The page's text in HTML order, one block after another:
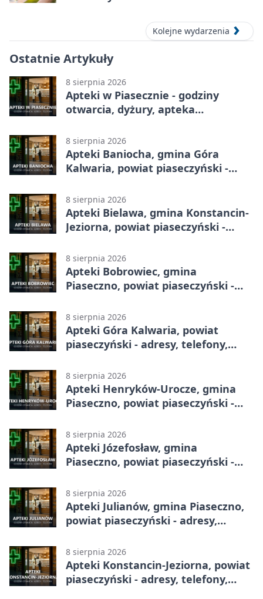
Kolejne wydarzenia
Ostatnie Artykuły
8 sierpnia 2026
Apteki w Piasecznie - godziny
otwarcia, dyżury, apteka
8 sierpnia 2026
Apteki Baniocha, gmina Góra
Kalwaria, powiat piaseczyński -
8 sierpnia 2026
Apteki Bielawa, gmina Konstancin-
Jeziorna, powiat piaseczyński -
8 sierpnia 2026
Apteki Bobrowiec, gmina
Piaseczno, powiat piaseczyński -
8 sierpnia 2026
Apteki Góra Kalwaria, powiat
piaseczyński - adresy, telefony,
8 sierpnia 2026
Apteki Henryków-Urocze, gmina
Piaseczno, powiat piaseczyński -
8 sierpnia 2026
Apteki Józefosław, gmina
Piaseczno, powiat piaseczyński -
8 sierpnia 2026
Apteki Julianów, gmina Piaseczno,
powiat piaseczyński - adresy,
8 sierpnia 2026
Apteki Konstancin-Jeziorna, powiat
piaseczyński - adresy, telefony,